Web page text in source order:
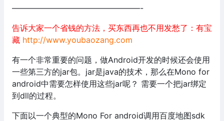
————————————————-
告诉大家一个省钱的方法，买东西再也不用发愁了：有宝
藏 http://www.youbaozang.com
有一个非常重要的问题，做Android开发的时候还会使用
一些第三方的jar包。jar是java的技术，那么在Mono for
android中需要怎样使用这些jar呢？ 需要一个把jar绑定
到dll的过程。
下面以一个典型的Mono For android调用百度地图sdk